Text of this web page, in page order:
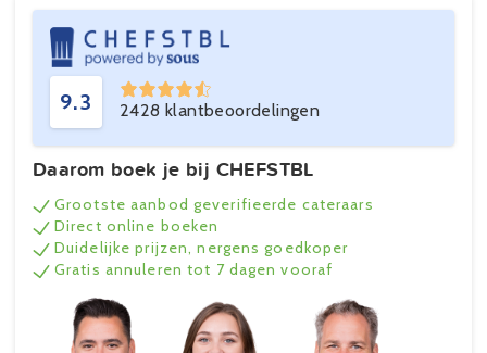
9.3 2428 klantbeoordelingen
Daarom boek je bij CHEFSTBL
Grootste aanbod geverifieerde cateraars
Direct online boeken
Duidelijke prijzen, nergens goedkoper
Gratis annuleren tot 7 dagen vooraf